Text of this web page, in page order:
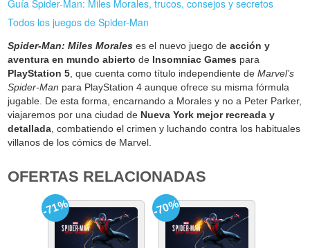
Guía Spider-Man: Miles Morales, trucos, consejos y secretos
Todos los juegos de Spider-Man
Spider-Man: Miles Morales es el nuevo juego deacción y
aventura en mundo abierto de Insomniac Games para
PlayStation 5, que cuenta como título independiente deMarvel’s
Spider-Man para PlayStation 4 aunque ofrece su misma fórmula
jugable. De esta forma, encarnando a Morales y no a Peter Parker,
viajaremos por una ciudad de Nueva York mejor recreada y
detallada, combatiendo el crimen y luchando contra los habituales
villanos de los cómics de Marvel.
OFERTAS RELACIONADAS
-71% -70%